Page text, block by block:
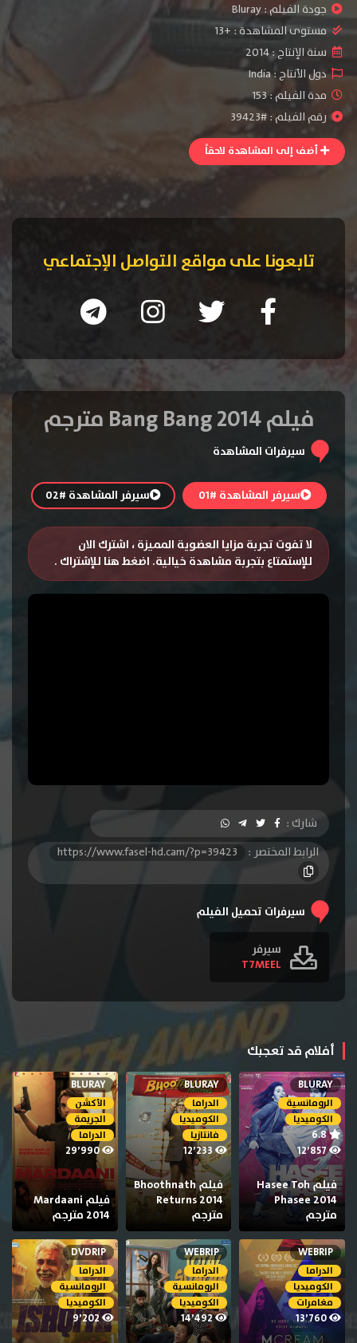
جودة الفيلم :Bluray
مستوى المشاهدة :+13
سنة الإنتاج :2014
دول الأنتاج :India
مدة الفيلم : 153
رقم الفيلم : #39423
أضف إلى المشاهدة لاحقاً
تابعونا على مواقع التواصل الإجتماعي
فيلم Bang Bang 2014 مترجم
سيرفرات المشاهدة
سيرفر المشاهدة #01 سيرفر المشاهدة #02
لا تفوت تجربة مزايا العضوية المميزة ، اشترك الان
للإستمتاع بتجربة مشاهدة خيالية. اضغط هنا للإشتراك .
شارك :
الرابط المختصر :
https://www.fasel-hd.cam/?p=39423
سيرفرات تحميل الفيلم
سيرفر
T7MEEL
أفلام قد تعجبك
BLURAY
الرومانسية
الكوميديا
6.8
12٬857
فيلم Hasee Toh
Phasee 2014
مترجم
BLURAY
الدراما
الكوميديا
فانتازيا
12٬233
فيلم Bhoothnath
Returns 2014
مترجم
BLURAY
الأكشن
الجريمة
الدراما
29٬990
فيلم Mardaani
2014 مترجم
WEBRIP
الدراما
الكوميديا
مغامرات
WEBRIP
الدراما
الرومانسية
الكوميديا
14٬492
DVDRIP
الدراما
الرومانسية
الكوميديا
9٬202